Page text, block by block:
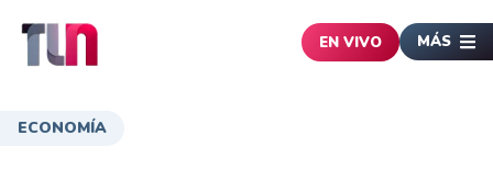
EN VIVO MÁS
ECONOMÍA